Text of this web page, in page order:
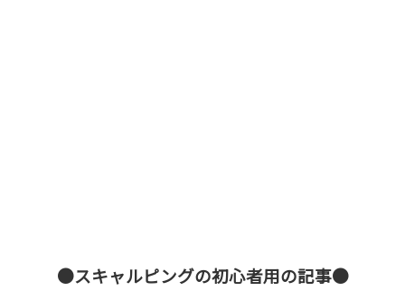
●スキャルピングの初心者用の記事●